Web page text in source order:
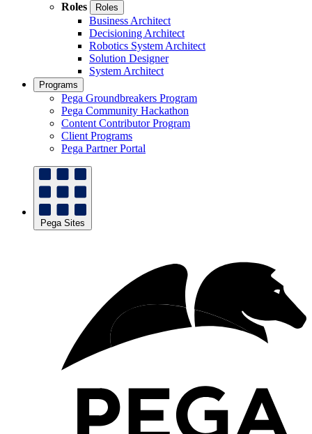
Roles
Roles
Business Architect
Decisioning Architect
Robotics System Architect
Solution Designer
System Architect
Programs
Pega Groundbreakers Program
Pega Community Hackathon
Content Contributor Program
Client Programs
Pega Partner Portal
Pega Sites